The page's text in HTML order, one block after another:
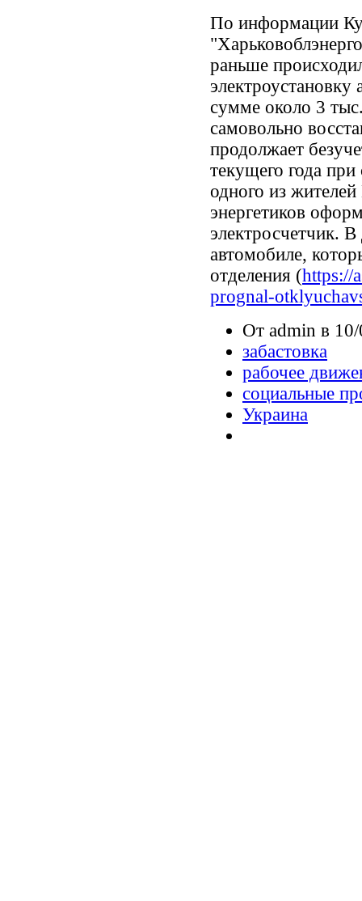
По информации
раньше
электроустановку
сумме около 3
самовольно
продолжает
текущего года
одного из
энергетиков
электросчетчик. В
автомобиле,
отделения (https://
prognal-
От admin в
забастовка
рабочее
социальные
Украина